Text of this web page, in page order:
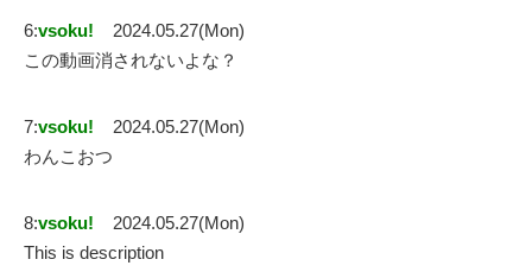
6:vsoku!
2024.05.27(Mon)
この動画消されないよな？
7:vsoku!
2024.05.27(Mon)
わんこおつ
8:vsoku!
2024.05.27(Mon)
This is description